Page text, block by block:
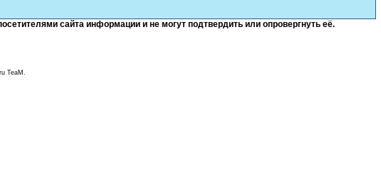
сайта информации и не могут подтвердить или опровергнуть её.
TeaM.